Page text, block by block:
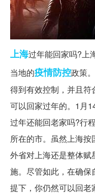
上海过年能回家吗?上
当地的疫情防控政策
得到有效控制，并且
可以回家过年的。1月
过年还能回老家吗?行
所在的市。虽然上海
外省对上海还是整体
施。尽管如此，在确
提下，你仍然可以回